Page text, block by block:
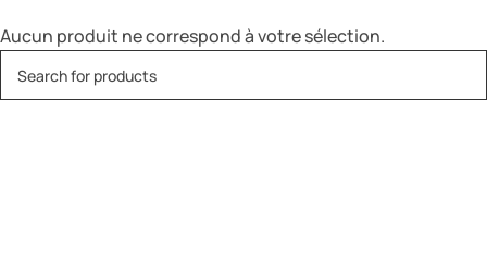
Aucun produit ne correspond à votre sélection.